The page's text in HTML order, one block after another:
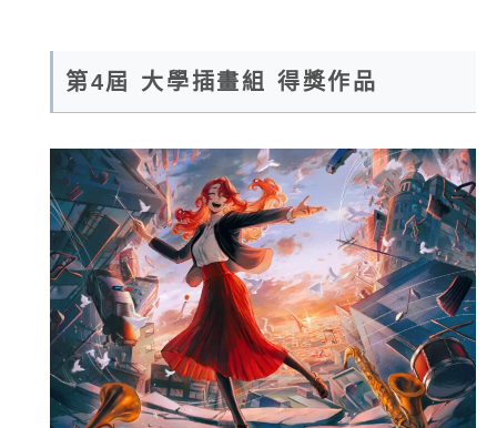
第4屆 大學插畫組 得獎作品